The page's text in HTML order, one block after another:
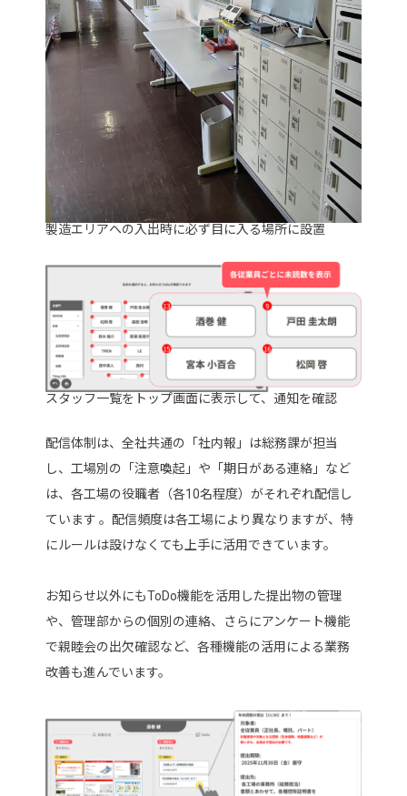
製造エリアへの入出時に必ず目に入る場所に設置
スタッフ一覧をトップ画面に表示して、通知を確認
配信体制は、全社共通の「社内報」は総務課が担当
し、工場別の「注意喚起」や「期日がある連絡」など
は、各工場の役職者（各10名程度）がそれぞれ配信し
ています 。配信頻度は各工場により異なりますが、特
にルールは設けなくても上手に活用できています。
お知らせ以外にもToDo機能を活用した提出物の管理
や、管理部からの個別の連絡、さらにアンケート機能
で親睦会の出欠確認など、各種機能の活用による業務
改善も進んでいます。